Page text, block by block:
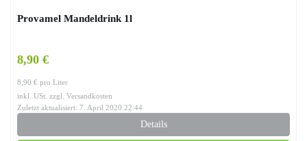
Provamel Mandeldrink 1l
8,90 €
8,90 € pro Liter
inkl. USt. zzgl. Versandkosten
Zuletzt aktualisiert: 7. April 2020 22:44
Details